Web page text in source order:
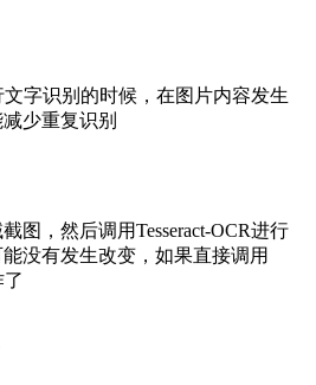
文字识别的时候，在图片内容发生
少重复识别
图，然后调用Tesseract-OCR进行
没有发生改变，如果直接调用
了